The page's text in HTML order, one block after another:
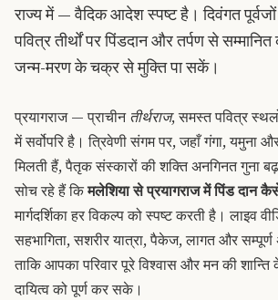
राज्य में — वैदिक आदेश स्पष्ट है। दिवंगत
पवित्र तीर्थों पर पिंडदान और तर्पण से
जन्म-मरण के चक्र से मुक्ति पा सकें।
प्रयागराज — प्राचीनतीर्थराज, समस्त पवित्र
में सर्वोपरि है। त्रिवेणी संगम पर, जहाँ गंगा, यमुना
मिलती हैं, पैतृक संस्कारों की शक्ति अनगिनत गुना
सोच रहे हैं किमलेशिया से प्रयागराज में पिंड दान
मार्गदर्शिका हर विकल्प को स्पष्ट करती है। लाइव
सहभागिता, सशरीर यात्रा, पैकेज, लागत और
ताकि आपका परिवार पूरे विश्वास और मन की
दायित्व को पूर्ण कर सके।